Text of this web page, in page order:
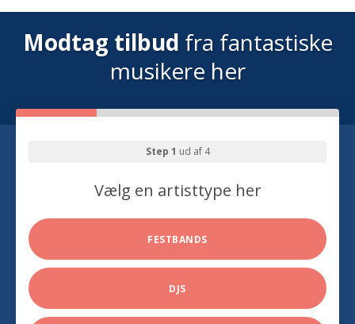
Modtag tilbud fra fantastiske
musikere her
Step 1 ud af 4
Vælg en artisttype her
FESTBANDS
DJS